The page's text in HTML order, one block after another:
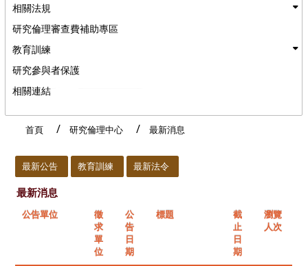
相關法規
研究倫理審查費補助專區
教育訓練
研究參與者保護
相關連結
首頁 研究倫理中心 最新消息
最新公告 教育訓練 最新法令
最新消息
公告單位
徵
求
單
位
公
告
日
期
標題
截
止
日
期
瀏覽
人次